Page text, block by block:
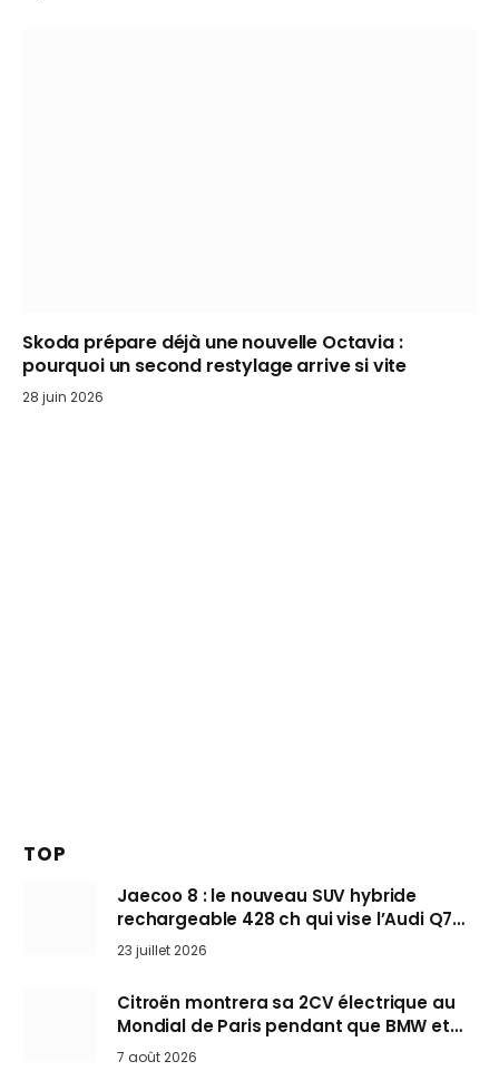
Skoda prépare déjà une nouvelle Octavia :
pourquoi un second restylage arrive si vite
28 juin 2026
TOP
Jaecoo 8 : le nouveau SUV hybride
rechargeable 428 ch qui vise l’Audi Q7
arrive en Europe cet automne
23 juillet 2026
Citroën montrera sa 2CV électrique au
Mondial de Paris pendant que BMW et
Mini désertent le salon
7 août 2026